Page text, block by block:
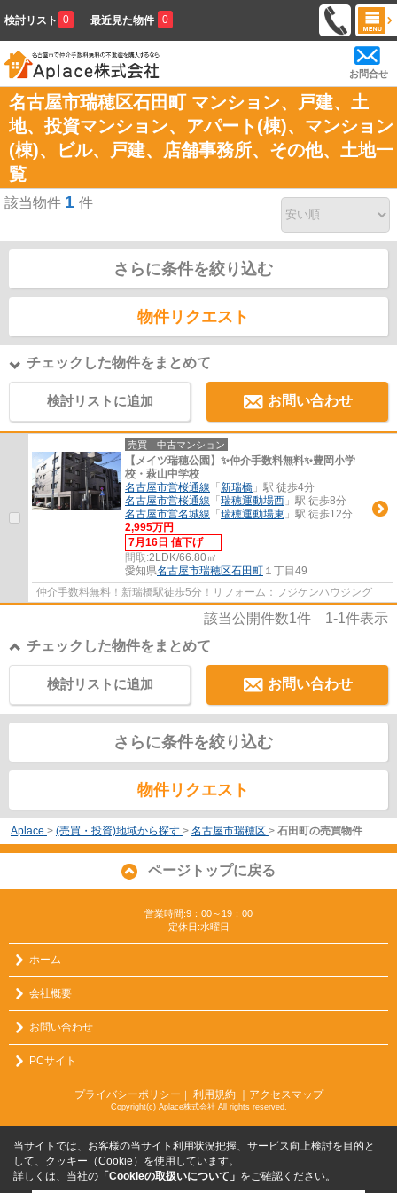
検討リスト 0 最近見た物件 0
お問合せ
名古屋市瑞穂区石田町 マンション、戸建、土
地、投資マンション、アパート(棟)、マンション
(棟)、ビル、戸建、店舗事務所、その他、土地一
覧
該当物件 1 件
さらに条件を絞り込む
物件リクエスト
チェックした物件をまとめて
検討リストに追加 お問い合わせ
売買｜中古マンション
【メイツ瑞穂公園】✨️仲介手数料無料✨️豊岡小学
校・萩山中学校
名古屋市営桜通線 「 新瑞橋 」駅 徒歩4分
名古屋市営桜通線 「 瑞穂運動場西 」駅 徒歩8分
名古屋市営名城線 「 瑞穂運動場東 」駅 徒歩12分
2,995万円
7月16日 値下げ
間取:2LDK/66.80㎡
愛知県名古屋市瑞穂区石田町 １丁目49
仲介手数料無料！新瑞橋駅徒歩5分！リフォーム：フジケンハウジング
該当公開件数1件 1-1件表示
チェックした物件をまとめて
お問い合わせ
検討リストに追加
さらに条件を絞り込む
物件リクエスト
Aplace > (売買・投資)地域から探す > 名古屋市瑞穂区 > 石田町の売買物件
ページトップに戻る
営業時間:9：00～19：00
定休日:水曜日
ホーム
会社概要
お問い合わせ
PCサイト
プライバシーポリシー ｜ 利用規約 ｜アクセスマップ
Copyright(c) Aplace株式会社 All rights reserved.
当サイトでは、お客様の当サイト利用状況把握、サービス向上検討を目的と
して、クッキー（Cookie）を使用しています。
詳しくは、当社の 「Cookieの取扱いについて」 をご確認ください。